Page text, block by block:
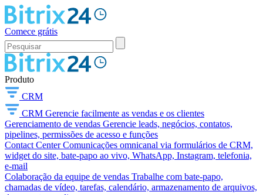
Comece grátis
Produto
CRM
CRM Gerencie facilmente as vendas e os clientes
Gerenciamento de vendas Gerencie leads, negócios, contatos,
pipelines, permissões de acesso e funções
Contact Center Comunicações omnicanal via formulários de CRM,
widget do site, bate-papo ao vivo, WhatsApp, Instagram, telefonia,
e-mail
Colaboração da equipe de vendas Trabalhe com bate-papo,
chamadas de vídeo, tarefas, calendário, armazenamento de arquivos,